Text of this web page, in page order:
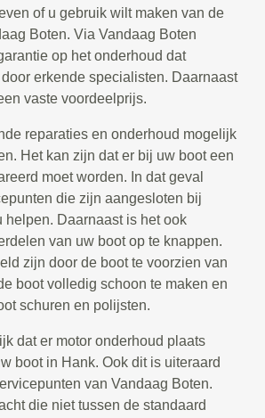
of u gebruik wilt maken van de
Boten. Via Vandaag Boten
op het onderhoud dat
erkende specialisten. Daarnaast
vaste voordeelprijs.
reparaties en onderhoud mogelijk
Het kan zijn dat er bij uw boot een
moet worden. In dat geval
die zijn aangesloten bij
helpen. Daarnaast is het ook
van uw boot op te knappen.
zijn door de boot te voorzien van
boot volledig schoon te maken en
schuren en polijsten.
dat er motor onderhoud plaats
boot in Hank. Ook dit is uiteraard
van Vandaag Boten.
die niet tussen de standaard